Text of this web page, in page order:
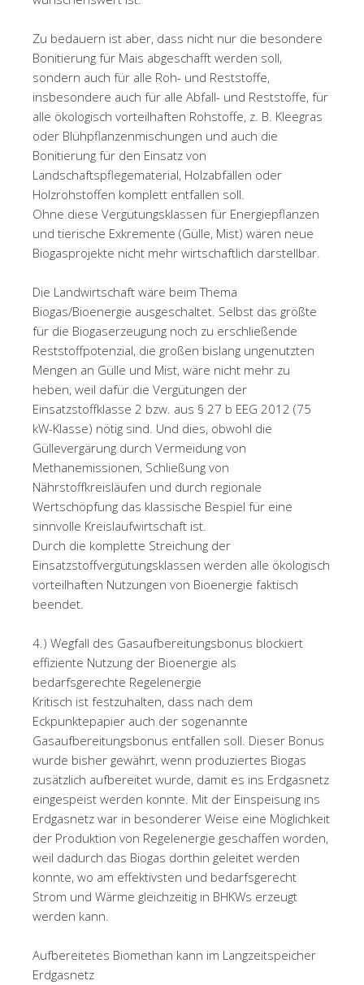
Zu bedauern ist aber, dass nicht nur die besondere
Bonitierung für Mais abgeschafft werden soll,
sondern auch für alle Roh- und Reststoffe,
insbesondere auch für alle Abfall- und Reststoffe, für
alle ökologisch vorteilhaften Rohstoffe, z. B. Kleegras
oder Blühpflanzenmischungen und auch die
Bonitierung für den Einsatz von
Landschaftspflegematerial, Holzabfällen oder
Holzrohstoffen komplett entfallen soll.
Ohne diese Vergütungsklassen für Energiepflanzen
und tierische Exkremente (Gülle, Mist) wären neue
Biogasprojekte nicht mehr wirtschaftlich darstellbar.
Die Landwirtschaft wäre beim Thema
Biogas/Bioenergie ausgeschaltet. Selbst das größte
für die Biogaserzeugung noch zu erschließende
Reststoffpotenzial, die großen bislang ungenutzten
Mengen an Gülle und Mist, wäre nicht mehr zu
heben, weil dafür die Vergütungen der
Einsatzstoffklasse 2 bzw. aus § 27 b EEG 2012 (75
kW-Klasse) nötig sind. Und dies, obwohl die
Güllevergärung durch Vermeidung von
Methanemissionen, Schließung von
Nährstoffkreisläufen und durch regionale
Wertschöpfung das klassische Bespiel für eine
sinnvolle Kreislaufwirtschaft ist.
Durch die komplette Streichung der
Einsatzstoffvergütungsklassen werden alle ökologisch
vorteilhaften Nutzungen von Bioenergie faktisch
beendet.
4.) Wegfall des Gasaufbereitungsbonus blockiert
effiziente Nutzung der Bioenergie als
bedarfsgerechte Regelenergie
Kritisch ist festzuhalten, dass nach dem
Eckpunktepapier auch der sogenannte
Gasaufbereitungsbonus entfallen soll. Dieser Bonus
wurde bisher gewährt, wenn produziertes Biogas
zusätzlich aufbereitet wurde, damit es ins Erdgasnetz
eingespeist werden konnte. Mit der Einspeisung ins
Erdgasnetz war in besonderer Weise eine Möglichkeit
der Produktion von Regelenergie geschaffen worden,
weil dadurch das Biogas dorthin geleitet werden
konnte, wo am effektivsten und bedarfsgerecht
Strom und Wärme gleichzeitig in BHKWs erzeugt
werden kann.
Aufbereitetes Biomethan kann im Langzeitspeicher
Erdgasnetz